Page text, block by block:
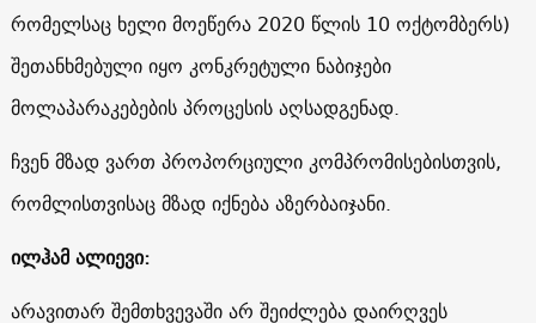
რომელსაც ხელი მოეწერა 2020 წლის 10 ოქტომბერს)
შეთანხმებული იყო კონკრეტული ნაბიჯები
მოლაპარაკებების პროცესის აღსადგენად.
ჩვენ მზად ვართ პროპორციული კომპრომისებისთვის,
რომლისთვისაც მზად იქნება აზერბაიჯანი.
ილჰამ ალიევი:
არავითარ შემთხვევაში არ შეიძლება დაირღვეს